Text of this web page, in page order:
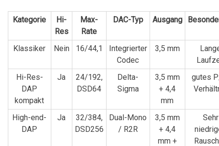
Kategorie
Hi-
Res
Max-
Rate
DAC-Typ Ausgang
Klassiker Nein 16/44,1
Integrierter
Codec
3,5 mm
Hi-Res-
DAP
kompakt
Ja
24/192,
DSD64
Delta-
Sigma
3,5 mm
+ 4,4
mm
gutes
High-end-
DAP
Ja
32/384,
DSD256
Dual-Mono
/ R2R
3,5‍ mm‌
+ 4,4
mm +
Sehr